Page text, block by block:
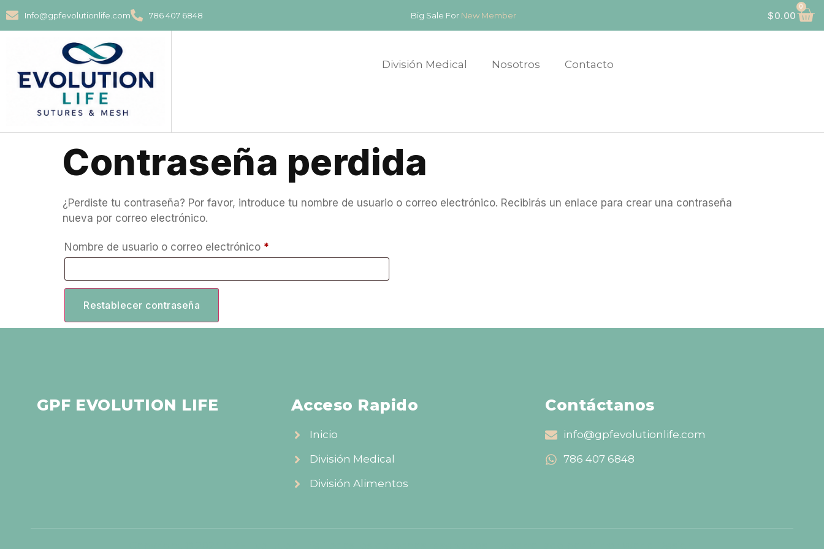
Info@gpfevolutionlife.com 786 407 6848 Big Sale For New Member $0.00
0
División Medical Nosotros Contacto
Contraseña perdida
¿Perdiste tu contraseña? Por favor, introduce tu nombre de usuario o correo electrónico. Recibirás un enlace para crear una contraseña
nueva por correo electrónico.
Nombre de usuario o correo electrónico *
Restablecer contraseña
GPF EVOLUTION LIFE Acceso Rapido
Inicio
División Medical
División Alimentos
Contáctanos
info@gpfevolutionlife.com
786 407 6848